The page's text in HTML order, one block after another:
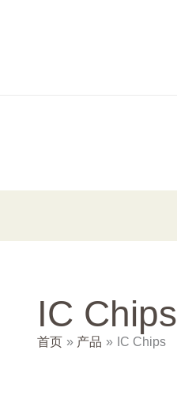
IC Chips
首页 产品 IC Chips